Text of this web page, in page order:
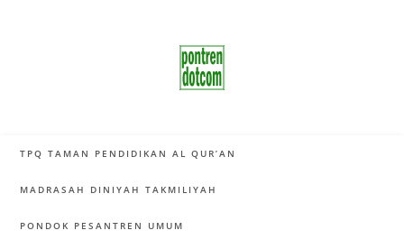
TPQ TAMAN PENDIDIKAN AL QUR’AN
MADRASAH DINIYAH TAKMILIYAH
PONDOK PESANTREN UMUM